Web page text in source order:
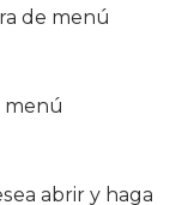
de menú
menú
abrir y haga